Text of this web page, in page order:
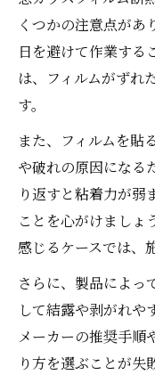
くつかの注意点があ
日を避けて作業する
は、フィルムがずれ
す。
また、フィルムを貼
や破れの原因になる
り返すと粘着力が弱
ことを心がけましょ
感じるケースでは、
さらに、製品によっ
して結露や剥がれや
メーカーの推奨手順
り方を選ぶことが失